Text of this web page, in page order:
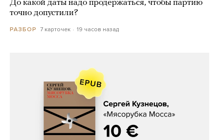
До какой даты надо продержаться, чтобы партию
точно допустили?
РАЗБОР 7 карточек 19 часов назад